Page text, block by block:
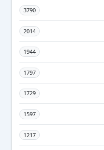
3790
2014
1944
1797
1729
1597
1217